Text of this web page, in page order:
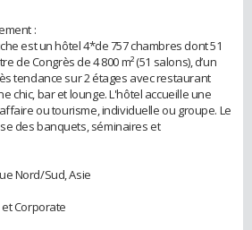
:
est un hôtel 4*de 757 chambres dont 51
de Congrès de 4 800 m² (51 salons), d’un
tendance sur 2 étages avec restaurant
chic, bar et lounge. L'hôtel accueille une
ou tourisme, individuelle ou groupe. Le
des banquets, séminaires et
Nord/Sud, Asie
Corporate